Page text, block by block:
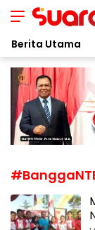
Kata
Berita Utama